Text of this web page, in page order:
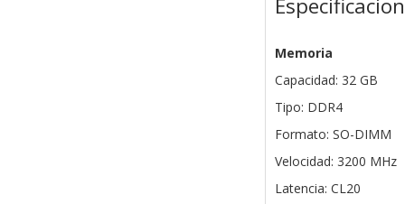
Memoria
Capacidad: 32 GB
Tipo: DDR4
Formato: SO-DIMM
Velocidad: 3200 MHz
Latencia: CL20